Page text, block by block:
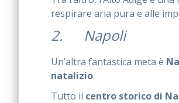
respirare aria pura e alle
2. Napoli
Un’altra fantastica meta è
natalizio.
Tutto il centro storico di